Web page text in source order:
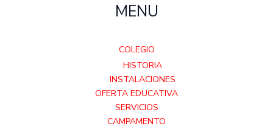
MENU
COLEGIO
HISTORIA
INSTALACIONES
OFERTA EDUCATIVA
SERVICIOS
CAMPAMENTO